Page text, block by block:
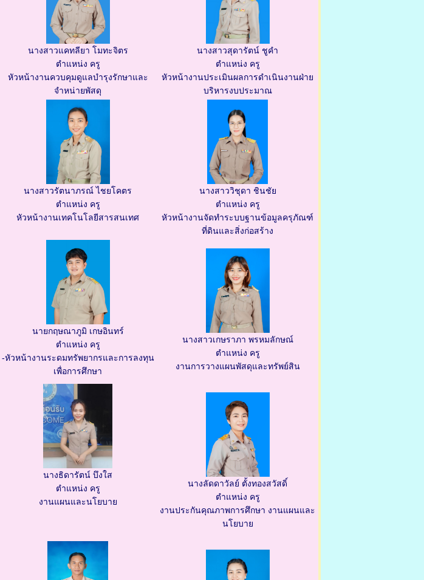
นางสาวแคทลียา โมทะจิตร
ตำแหน่ง ครู
หัวหน้างานควบคุมดูแลบำรุงรักษาและ
จำหน่ายพัสดุ
นางสาวสุดารัตน์ ชูคำ
ตำแหน่ง ครู
หัวหน้างานประเมินผลการดำเนินงานฝ่าย
บริหารงบประมาณ
นางสาวรัตนาภรณ์ ไชยโคตร
ตำแหน่ง ครู
หัวหน้างานเทคโนโลยีสารสนเทศ
นางสาววิชุดา ชินชัย
ตำแหน่ง ครู
หัวหน้างานจัดทำระบบฐานข้อมูลครุภัณฑ์
ที่ดินและสิ่งก่อสร้าง
นายกฤษณาภูมิ เกษอินทร์
ตำแหน่ง ครู
-หัวหน้างานระดมทรัพยากรและการลงทุน
เพื่อการศึกษา
นางสาวเกษราภา พรหมลักษณ์
ตำแหน่ง ครู
งานการวางแผนพัสดุและทรัพย์สิน
นางธิดารัตน์ บึงใส
ตำแหน่ง ครู
งานแผนและนโยบาย
นางลัดดาวัลย์ ตั้งทองสวัสดิ์
ตำแหน่ง ครู
งานประกันคุณภาพการศึกษา งานแผนและ
นโยบาย